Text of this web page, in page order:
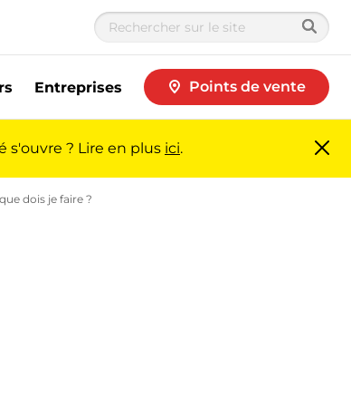
Entreprises Points de vente
s'ouvre ? Lire en plus ici.
dois je faire ?